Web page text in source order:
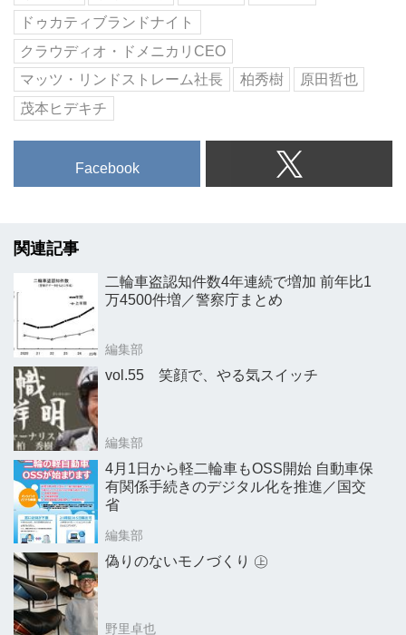
ドゥカティブランドナイト
クラウディオ・ドメニカリCEO
マッツ・リンドストレーム社長
柏秀樹
原田哲也
茂本ヒデキチ
Facebook
関連記事
二輪車盗認知件数4年連続で増加 前年比1
万4500件増／警察庁まとめ
編集部
vol.55 笑顔で、やる気スイッチ
編集部
4月1日から軽二輪車もOSS開始 自動車保
有関係手続きのデジタル化を推進／国交
省
編集部
偽りのないモノづくり ㊤
野里卓也